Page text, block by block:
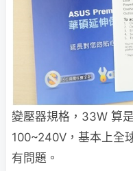
變壓器規格，33W 算
100~240V，基本上全
有問題。